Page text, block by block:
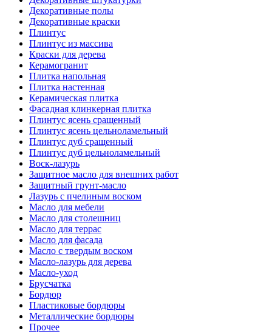
Декоративные полы
Декоративные краски
Плинтус
Плинтус из массива
Краски для дерева
Керамогранит
Плитка напольная
Плитка настенная
Керамическая плитка
Фасадная клинкерная плитка
Плинтус ясень сращенный
Плинтус ясень цельноламельный
Плинтус дуб сращенный
Плинтус дуб цельноламельный
Воск-лазурь
Защитное масло для внешних работ
Защитный грунт-масло
Лазурь с пчелиным воском
Масло для мебели
Масло для столешниц
Масло для террас
Масло для фасада
Масло с твердым воском
Масло-лазурь для дерева
Масло-уход
Брусчатка
Бордюр
Пластиковые бордюры
Металлические бордюры
Прочее